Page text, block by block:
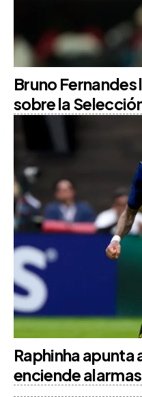
Bruno
sobre la
Raphinha apunta
enciende